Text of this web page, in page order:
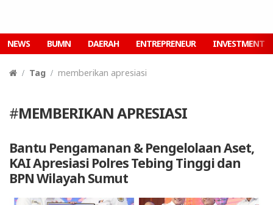
NEWS BUMN DAERAH ENTREPRENEUR INVESTMENT
Tag memberikan apresiasi
#MEMBERIKAN APRESIASI
Bantu Pengamanan & Pengelolaan Aset,
KAI Apresiasi Polres Tebing Tinggi dan
BPN Wilayah Sumut